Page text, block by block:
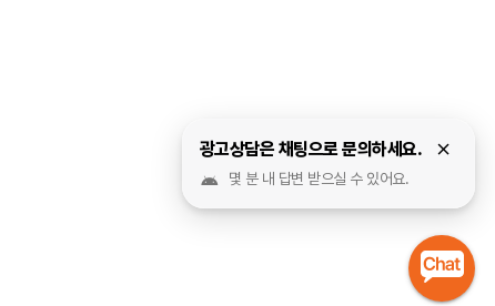
광고상담은 채팅으로 문의하세요.
몇 분 내 답변 받으실 수 있어요.